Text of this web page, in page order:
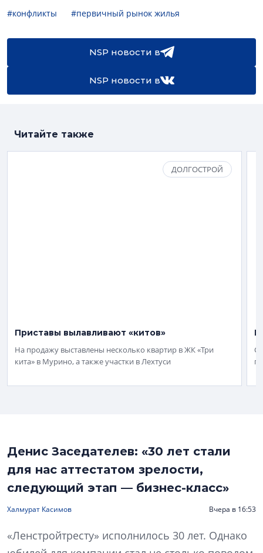
#конфликты
#первичный рынок жилья
NSP новости в
NSP новости в
Читайте также
ДОЛГОСТРОЙ
Приставы вылавливают «китов»
На продажу выставлены несколько квартир в ЖК «Три
кита» в Мурино, а также участки в Лехтуси
Денис Заседателев: «30 лет стали
для нас аттестатом зрелости,
следующий этап — бизнес-класс»
Халмурат Касимов Вчера в 16:53
«Ленстройтресту» исполнилось 30 лет. Однако